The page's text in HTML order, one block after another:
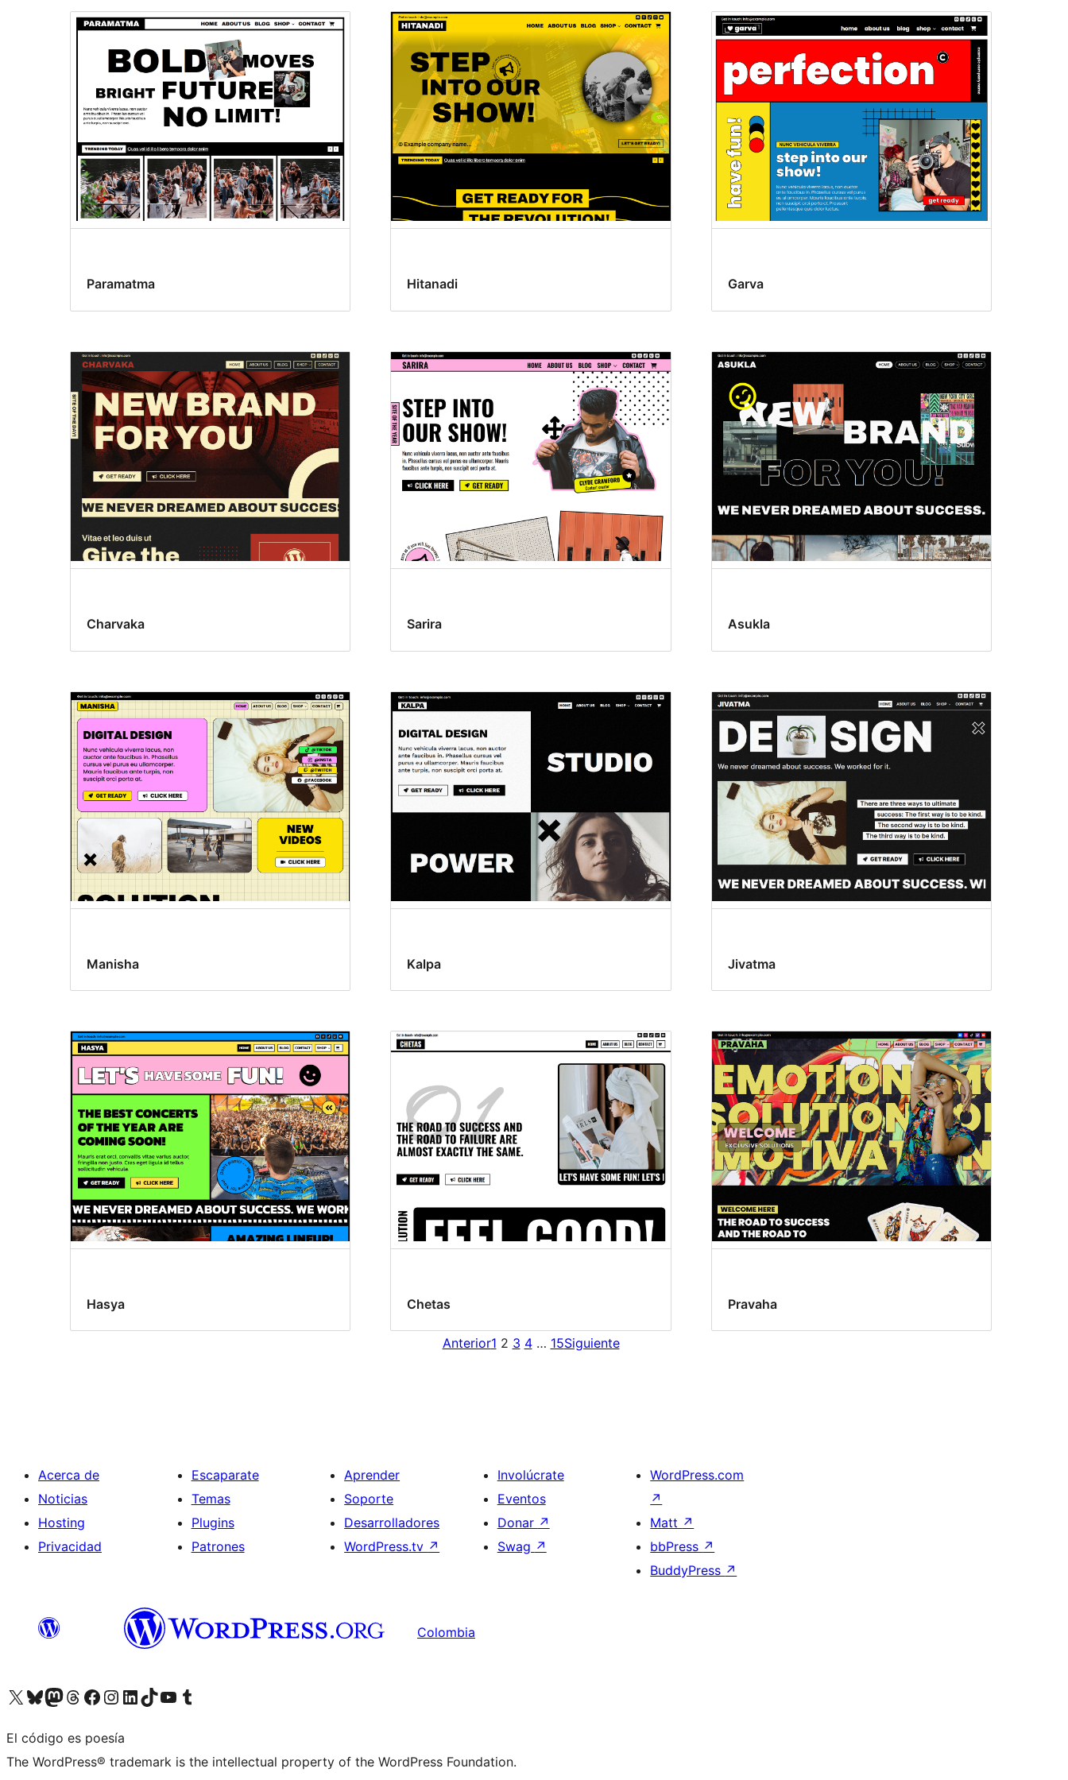
Paramatma Hitanadi Garva
Charvaka Sarira Asukla
Manisha Kalpa Jivatma
Hasya Chetas Pravaha
Anterior1 2 3 4 … 15Siguiente
Acerca de
Noticias
Hosting
Privacidad
Escaparate
Temas
Plugins
Patrones
Aprender
Soporte
Desarrolladores
WordPress.tv ↗
Involúcrate
Eventos
Donar ↗
Swag ↗
WordPress.com
↗
Matt ↗
bbPress ↗
BuddyPress ↗
Colombia
Visita nuestra cuenta de X (anteriormente Twitter)
Visita nuestra cuenta de Bluesky
Visita nuestra cuenta de Mastodon
Visita nuestra cuenta de Threads
Visita nuestra página de Facebook
Visita nuestra cuenta de Instagram
Visita nuestra cuenta de LinkedIn
Visita nuestra cuenta de TikTok
Visita nuestro canal de YouTube
Visita nuestra cuenta de Tumblr
El código es poesía
The WordPress® trademark is the intellectual property of the WordPress Foundation.